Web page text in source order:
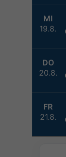
MI
19.8.
DO
20.8.
FR
21.8.